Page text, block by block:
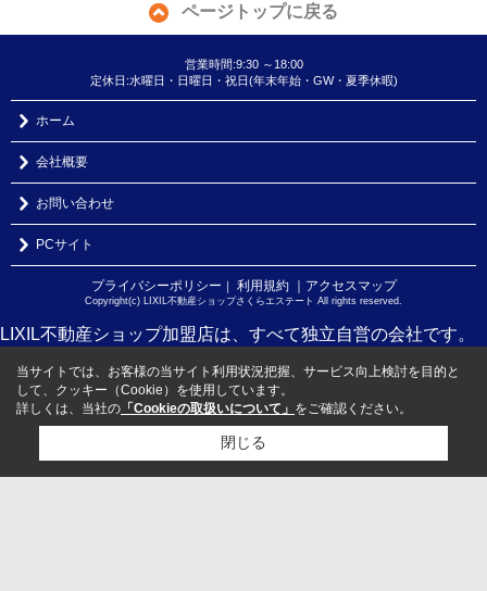
ページトップに戻る
営業時間:9:30 ～18:00
定休日:水曜日・日曜日・祝日(年末年始・GW・夏季休暇)
ホーム
会社概要
お問い合わせ
PCサイト
プライバシーポリシー ｜ 利用規約 ｜アクセスマップ
Copyright(c) LIXIL不動産ショップさくらエステート All rights reserved.
LIXIL不動産ショップ加盟店は、すべて独立自営の会社です。
当サイトでは、お客様の当サイト利用状況把握、サービス向上検討を目的と
して、クッキー（Cookie）を使用しています。
詳しくは、当社の 「Cookieの取扱いについて」 をご確認ください。
閉じる